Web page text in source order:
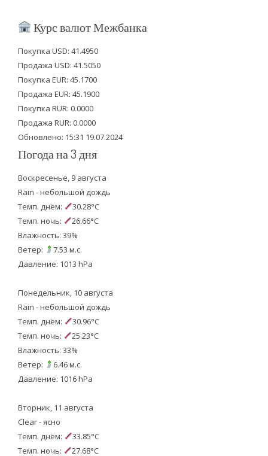
i
t
e
r
b
o
o
k
u
b
e
Курс валют Межбанка
Покупка USD: 41.4950
Продажа USD: 41.5050
Покупка EUR: 45.1700
Продажа EUR: 45.1900
Покупка RUR: 0.0000
Продажа RUR: 0.0000
Обновлено: 15:31 19.07.2024
Погода на 3 дня
Воскресенье, 9 августа
Rain - небольшой дождь
Темп. днём:
30.28°C
Темп. ночь:
26.66°C
Влажность: 39%
Ветер:
7.53 м.с.
Давление: 1013 hPa
Понедельник, 10 августа
Rain - небольшой дождь
Темп. днём:
30.96°C
Темп. ночь:
25.23°C
Влажность: 33%
Ветер:
6.46 м.с.
Давление: 1016 hPa
Вторник, 11 августа
Clear - ясно
Темп. днём:
33.85°C
Темп. ночь:
27.68°C